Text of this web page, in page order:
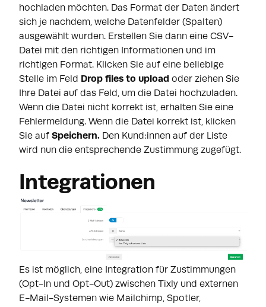
hochladen möchten. Das Format der Daten ändert
sich je nachdem, welche Datenfelder (Spalten)
ausgewählt wurden. Erstellen Sie dann eine CSV-
Datei mit den richtigen Informationen und im
richtigen Format. Klicken Sie auf eine beliebige
Stelle im Feld Drop files to upload oder ziehen Sie
Ihre Datei auf das Feld, um die Datei hochzuladen.
Wenn die Datei nicht korrekt ist, erhalten Sie eine
Fehlermeldung. Wenn die Datei korrekt ist, klicken
Sie auf Speichern. Den Kund:innen auf der Liste
wird nun die entsprechende Zustimmung zugefügt.
Integrationen
Es ist möglich, eine Integration für Zustimmungen
(Opt-In und Opt-Out) zwischen Tixly und externen
E-Mail-Systemen wie Mailchimp, Spotler,